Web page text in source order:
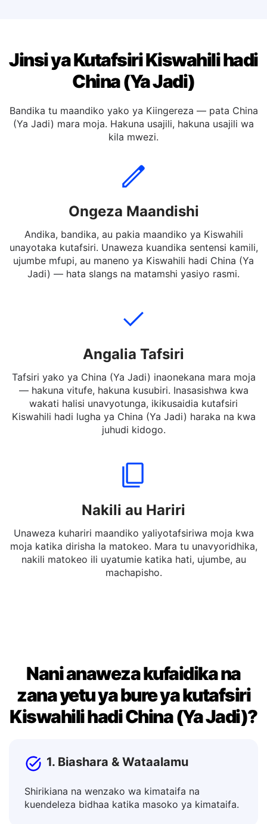
Jinsi ya Kutafsiri Kiswahili hadi
China (Ya Jadi)
Bandika tu maandiko yako ya Kiingereza — pata China
kila mwezi.
Ongeza Maandishi
Andika, bandika, au pakia maandiko ya Kiswahili
unayotaka kutafsiri. Unaweza kuandika sentensi kamili,
Angalia Tafsiri
Tafsiri yako ya China (Ya Jadi) inaonekana mara moja
— hakuna vitufe, hakuna kusubiri. Inasasishwa kwa
wakati halisi unavyotunga, ikikusaidia kutafsiri
juhudi kidogo.
Nakili au Hariri
Unaweza kuhariri maandiko yaliyotafsiriwa moja kwa
moja katika dirisha la matokeo. Mara tu unavyoridhika,
Nani anaweza kufaidika na
zana yetu ya bure ya kutafsiri
1. Biashara & Wataalamu